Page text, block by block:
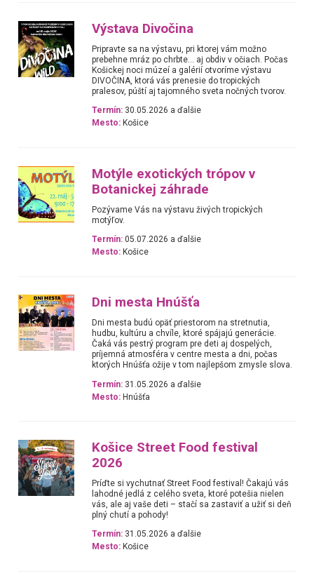
Výstava Divočina
Pripravte sa na výstavu, pri ktorej vám možno
prebehne mráz po chrbte… aj obdiv v očiach. Počas
Košickej noci múzeí a galérií otvoríme výstavu
DIVOČINA, ktorá vás prenesie do tropických
pralesov, púští aj tajomného sveta nočných tvorov.
Termín: 30.05.2026 a ďalšie
Mesto: Košice
Motýle exotických trópov v
Botanickej záhrade
Pozývame Vás na výstavu živých tropických
motýľov.
Termín: 05.07.2026 a ďalšie
Mesto: Košice
Dni mesta Hnúšťa
Dni mesta budú opäť priestorom na stretnutia,
hudbu, kultúru a chvíle, ktoré spájajú generácie.
Čaká vás pestrý program pre deti aj dospelých,
príjemná atmosféra v centre mesta a dni, počas
ktorých Hnúšťa ožije v tom najlepšom zmysle slova.
Termín: 31.05.2026 a ďalšie
Mesto: Hnúšťa
Košice Street Food festival
2026
Príďte si vychutnať Street Food festival! Čakajú vás
lahodné jedlá z celého sveta, ktoré potešia nielen
vás, ale aj vaše deti – stačí sa zastaviť a užiť si deň
plný chutí a pohody!
Termín: 31.05.2026 a ďalšie
Mesto: Košice